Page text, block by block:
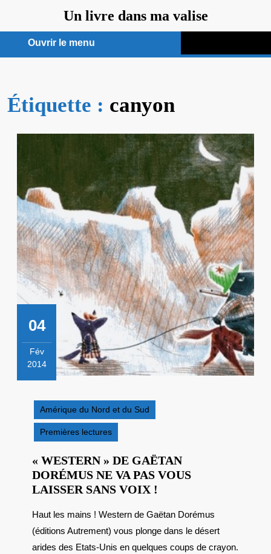
contenu
Un livre dans ma valise
Ouvrir le menu
menu
Étiquette : canyon
04
Fév
2014
2014
Amérique du Nord et du Sud
Premières lectures
« WESTERN » DE GAËTAN
DORÉMUS NE VA PAS VOUS
LAISSER SANS VOIX !
GAËTAN
DORÉMUS
NE
Haut les mains ! Western de Gaëtan Dorémus
(éditions Autrement) vous plonge dans le désert
arides des Etats-Unis en quelques coups de crayon.